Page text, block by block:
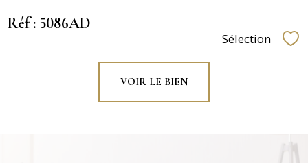
Réf : 5086AD
Sélection
VOIR LE BIEN